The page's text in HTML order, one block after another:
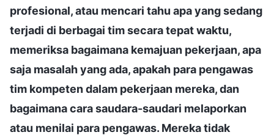
profesional, atau mencari tahu apa yang sedang
terjadi di berbagai tim secara tepat waktu,
memeriksa bagaimana kemajuan pekerjaan, apa
saja masalah yang ada, apakah para pengawas
tim kompeten dalam pekerjaan mereka, dan
bagaimana cara saudara-saudari melaporkan
atau menilai para pengawas. Mereka tidak